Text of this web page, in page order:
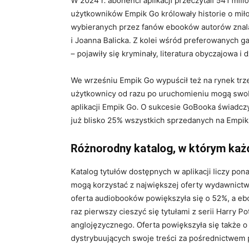
użytkowników Empik Go królowały historie o
wybieranych przez fanów ebooków autorów
i Joanna Balicka. Z kolei wśród preferowanych
– pojawiły się kryminały, literatura obyczajowa i
We wrześniu Empik Go wypuścił też na rynek
użytkownicy od razu po uruchomieniu mogą
aplikacji Empik Go. O sukcesie GoBooka
już blisko 25% wszystkich sprzedanych na
Różnorodny katalog, w którym
Katalog tytułów dostępnych w aplikacji liczy
mogą korzystać z największej oferty
oferta audiobooków powiększyła się o 52%, a
raz pierwszy cieszyć się tytułami z serii Harry
anglojęzycznego. Oferta powiększyła się także
dystrybuujących swoje treści za pośrednictwem